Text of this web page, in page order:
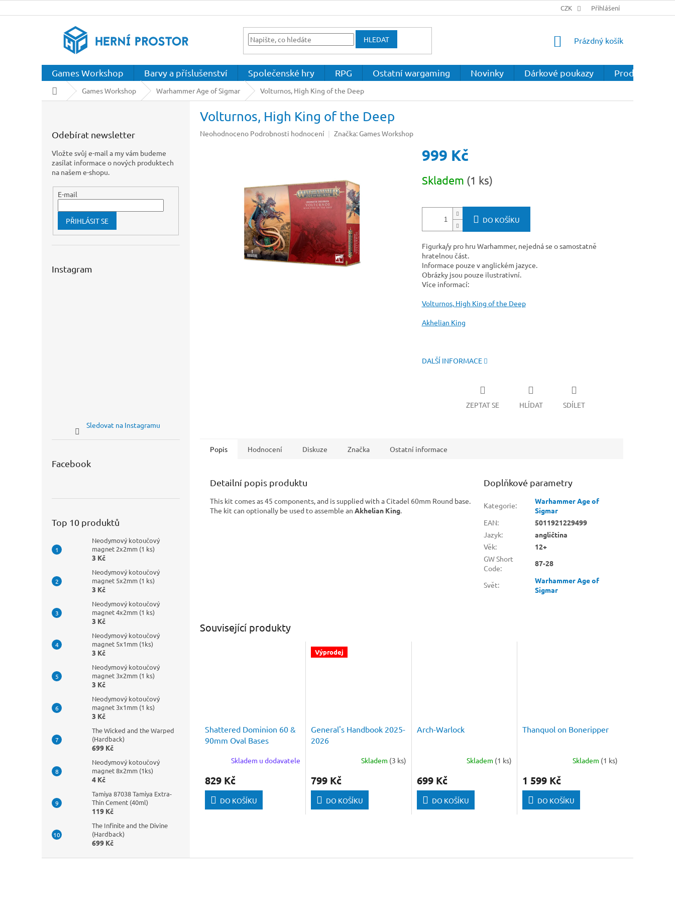
na
CZK Přihlášení
HLEDAT
NÁKUPNÍ
Prázdný košík
Games Workshop Barvy a příslušenství Společenské hry RPG Ostatní wargaming Novinky Dárkové poukazy Prodejna
Domů Games Workshop Warhammer Age of Sigmar Volturnos, High King of the Deep
Odebírat newsletter
Vložte svůj e-mail a my vám budeme
zasílat informace o nových produktech
na našem e-shopu.
E-mail
PŘIHLÁSIT SE
Instagram
Sledovat na Instagramu
Facebook
Top 10 produktů
Neodymový kotoučový
magnet 2x2mm (1 ks)
3 Kč
Neodymový kotoučový
magnet 5x2mm (1 ks)
3 Kč
Neodymový kotoučový
magnet 4x2mm (1 ks)
3 Kč
Neodymový kotoučový
magnet 5x1mm (1ks)
3 Kč
Neodymový kotoučový
magnet 3x2mm (1 ks)
3 Kč
Neodymový kotoučový
magnet 3x1mm (1 ks)
3 Kč
The Wicked and the Warped
(Hardback)
699 Kč
Neodymový kotoučový
magnet 8x2mm (1ks)
4 Kč
Tamiya 87038 Tamiya Extra-
Thin Cement (40ml)
119 Kč
The Infinite and the Divine
(Hardback)
699 Kč
Volturnos, High King of the Deep
Průměrné
Neohodnoceno Podrobnosti hodnocení Značka: Games Workshop
999 Kč
cena:
Skladem (1 ks)
DO KOŠÍKU
Figurka/y pro hru Warhammer, nejedná se o samostatně
hratelnou část.
Informace pouze v anglickém jazyce.
Obrázky jsou pouze ilustrativní.
Více informací:
Volturnos, High King of the Deep
Akhelian King
DALŠÍ INFORMACE
ZEPTAT SE HLÍDAT SDÍLET
Související produkty
Shattered Dominion 60 &
90mm Oval Bases
Skladem u dodavatele
829 Kč
DO KOŠÍKU
Výprodej
General's Handbook 2025-
2026
Skladem (3 ks)
799 Kč
DO KOŠÍKU
Arch-Warlock
Skladem (1 ks)
699 Kč
DO KOŠÍKU
Thanquol on Boneripper
Skladem (1 ks)
1 599 Kč
DO KOŠÍKU
Popis Hodnocení Diskuze Značka Ostatní informace
Detailní popis produktu
This kit comes as 45 components, and is supplied with a Citadel 60mm Round base.
The kit can optionally be used to assemble an Akhelian King.
Doplňkové parametry
Kategorie:
Warhammer Age of
Sigmar
EAN:
5011921229499
Jazyk:
angličtina
Věk:
12+
GW Short
Code:
87-28
Svět:
Warhammer Age of
Sigmar